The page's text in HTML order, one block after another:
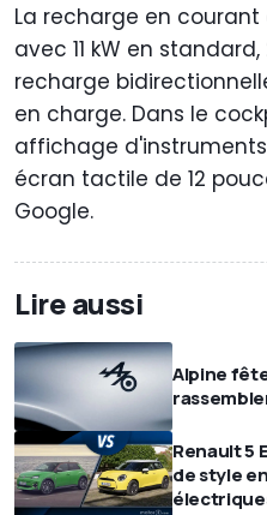
La recharge en
avec 11 kW en
recharge
en charge. Dans le
affichage d'instruments
écran tactile de 12
Google.
Lire aussi
Alpine
Renault 5
de style